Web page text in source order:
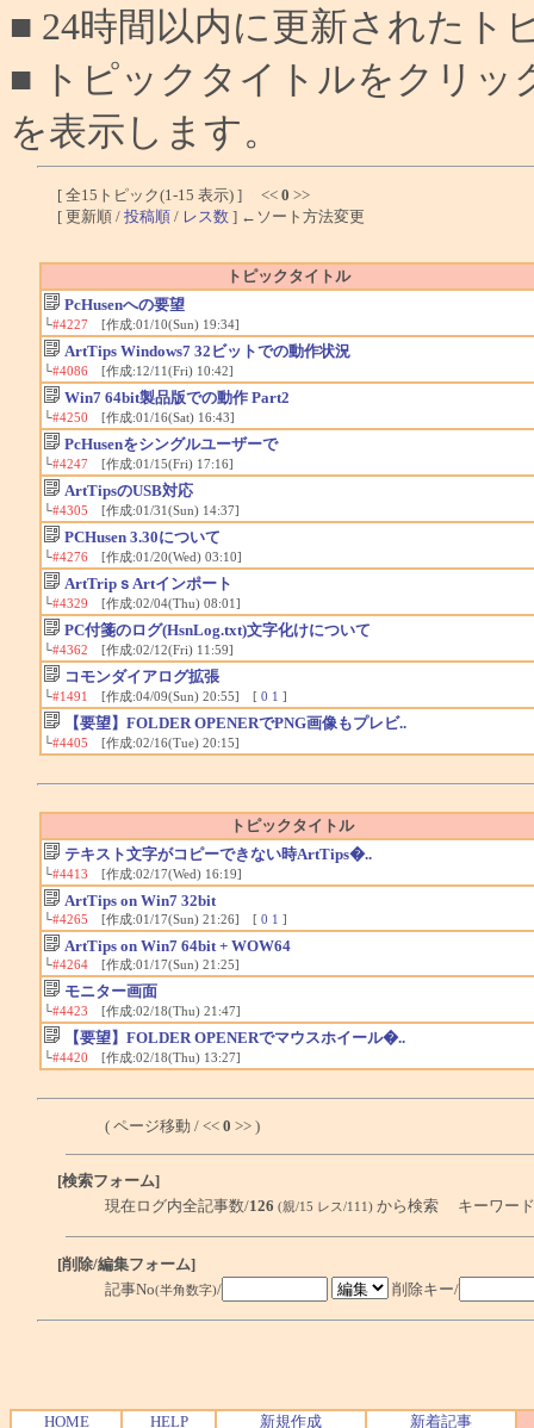
■ 24時間以内に更新されたト
■ トピックタイトルをクリッ
を表示します。
[ 全15トピック(1-15 表示) ] << 0 >>
[ 更新順 / 投稿順 / レス数 ] ←ソート方法変更
トピックタイトル
PcHusenへの要望
└#4227[作成:01/10(Sun) 19:34]
ArtTips Windows7 32ビットでの動作状況
└#4086[作成:12/11(Fri) 10:42]
Win7 64bit製品版での動作 Part2
└#4250 [作成:01/16(Sat) 16:43]
PcHusenをシングルユーザーで
└#4247[作成:01/15(Fri) 17:16]
ArtTipsのUSB対応
└#4305 [作成:01/31(Sun) 14:37]
PCHusen 3.30について
└#4276[作成:01/20(Wed) 03:10]
ArtTripｓArtインポート
└#4329 [作成:02/04(Thu) 08:01]
PC付箋のログ(HsnLog.txt)文字化けについて
└#4362 [作成:02/12(Fri) 11:59]
コモンダイアログ拡張
└#1491 [作成:04/09(Sun) 20:55] [ 0 1 ]
【要望】FOLDER OPENERでPNG画像もプレビ..
└#4405 [作成:02/16(Tue) 20:15]
トピックタイトル
テキスト文字がコピーできない時ArtTips�..
└#4413 [作成:02/17(Wed) 16:19]
ArtTips on Win7 32bit
└#4265 [作成:01/17(Sun) 21:26] [ 0 1 ]
ArtTips on Win7 64bit + WOW64
└#4264[作成:01/17(Sun) 21:25]
モニター画面
└#4423 [作成:02/18(Thu) 21:47]
【要望】FOLDER OPENERでマウスホイール�..
└#4420 [作成:02/18(Thu) 13:27]
( ページ移動 / << 0 >> )
[検索フォーム]
現在ログ内全記事数/126 (親/15 レス/111) から検索 キーワー
[削除/編集フォーム]
記事No(半角数字)/ 削除キー/
HOME HELP 新規作成 新着記事